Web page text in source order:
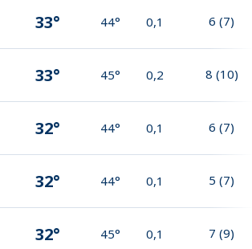
33° 44° 0,1 6 (7)
33° 45° 0,2 8 (10)
32° 44° 0,1 6 (7)
32° 44° 0,1 5 (7)
32° 45° 0,1 7 (9)